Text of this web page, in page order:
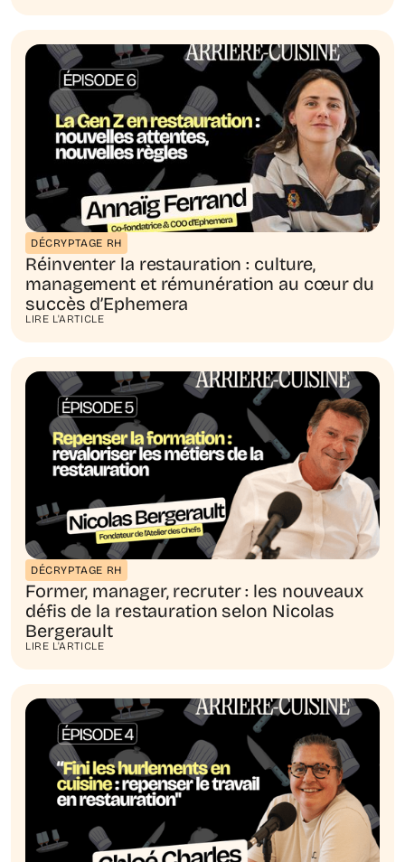
DÉCRYPTAGE RH
Réinventer la restauration : culture,
management et rémunération au cœur du
succès d’Ephemera
LIRE L'ARTICLE
DÉCRYPTAGE RH
Former, manager, recruter : les nouveaux
défis de la restauration selon Nicolas
Bergerault
LIRE L'ARTICLE